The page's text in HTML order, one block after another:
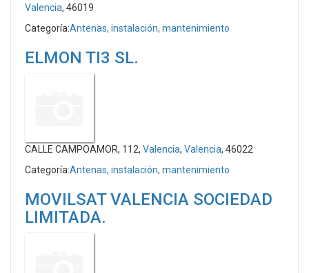
Valencia, 46019
Categoría:Antenas, instalación, mantenimiento
ELMON TI3 SL.
CALLE CAMPOAMOR, 112, Valencia, Valencia, 46022
Categoría:Antenas, instalación, mantenimiento
MOVILSAT VALENCIA SOCIEDAD
LIMITADA.